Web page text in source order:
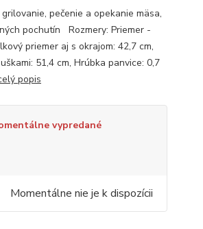
pečenie a opekanie mäsa,
pochutín Rozmery: Priemer -
priemer aj s okrajom: 42,7 cm,
51,4 cm, Hrúbka panvice: 0,7
popis
vypredané
Momentálne nie je k dispozícii